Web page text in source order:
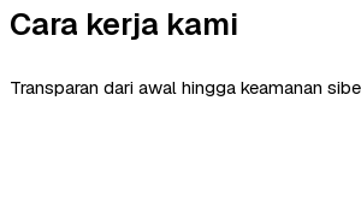
Cara kerja kami
Transparan dari awal hingga keamanan